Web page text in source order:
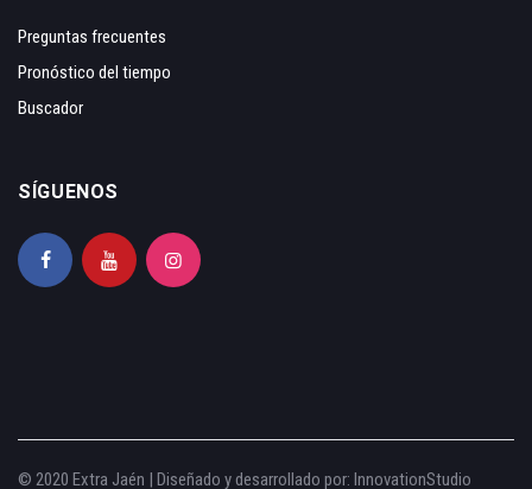
Preguntas frecuentes
Pronóstico del tiempo
Buscador
SÍGUENOS
© 2020 Extra Jaén | Diseñado y desarrollado por: InnovationStudio